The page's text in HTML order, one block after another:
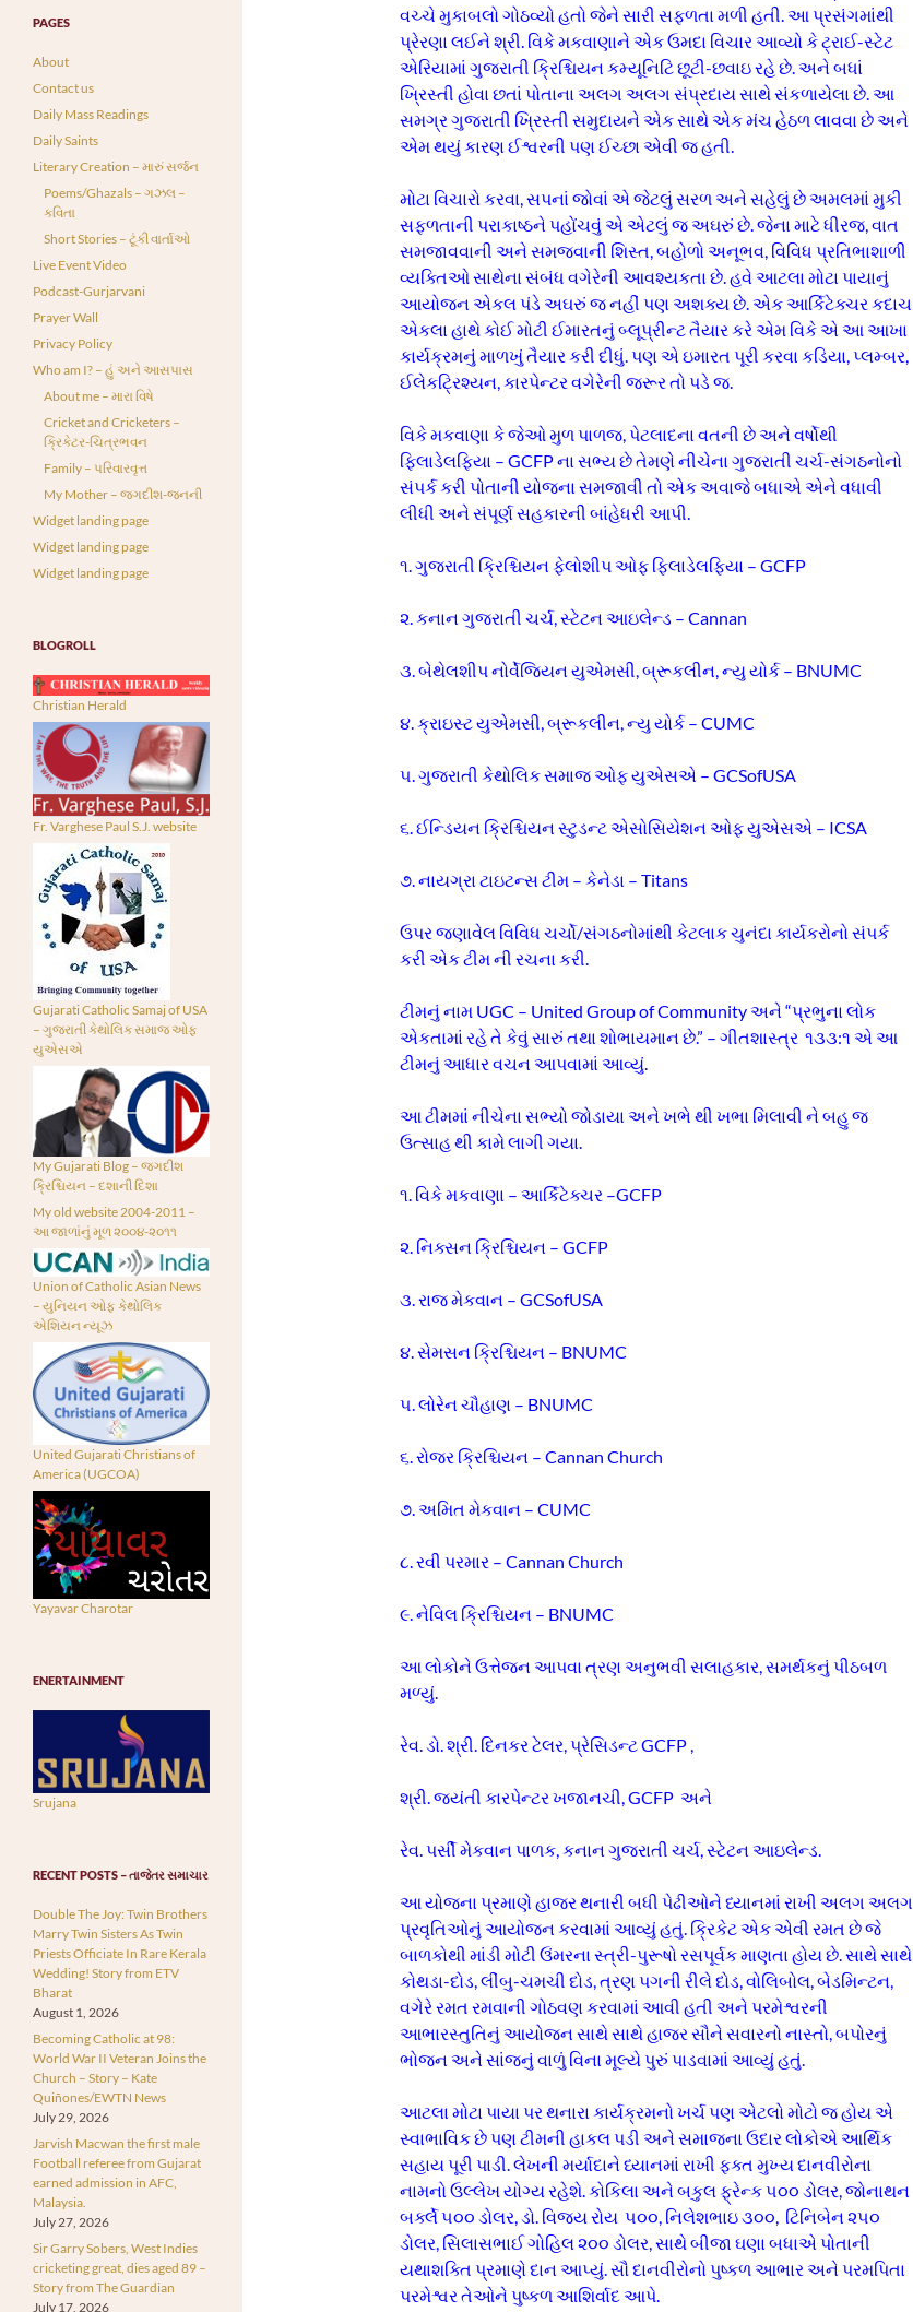
વચ્ચે મુકાબલો ગોઠવ્યો હતો જેને સારી સફળતા મળી હતી. આ પ્રસંગમાંથી
પ્રેરણા લઈને શ્રી. વિકે મકવાણાને એક ઉમદા વિચાર આવ્યો કે ટ્રાઈ-સ્ટેટ
એરિયામાં ગુજરાતી ક્રિશ્ચિયન કમ્યૂનિટિ છૂટી-છવાઇ રહે છે. અને બધાં
ખ્રિસ્તી હોવા છતાં પોતાના અલગ અલગ સંપ્રદાય સાથે સંકળાયેલા છે. આ
સમગ્ર ગુજરાતી ખ્રિસ્તી સમુદાયને એક સાથે એક મંચ હેઠળ લાવવા છે અને
એમ થયું કારણ ઈશ્વરની પણ ઈચ્છા એવી જ હતી.
મોટા વિચારો કરવા, સપનાં જોવાં એ જેટલું સરળ અને સહેલું છે અમલમાં મુકી
સફળતાની પરાકાષ્ઠને પહોંચવું એ એટલું જ અઘરું છે. જેના માટે ધીરજ, વાત
સમજાવવાની અને સમજવાની શિસ્ત, બહોળો અનૂભવ, વિવિધ પ્રતિભાશાળી
વ્યક્તિઓ સાથેના સંબંધ વગેરેની આવશ્યકતા છે. હવે આટલા મોટા પાયાનું
આયોજન એકલ પંડે અઘરું જ નહીં પણ અશક્ય છે. એક આર્કિટેક્ચર કદાચ
એકલા હાથે કોઈ મોટી ઈમારતનું બ્લૂપ્રીન્ટ તૈયાર કરે એમ વિકે એ આ આખા
કાર્યક્રમનું માળખું તૈયાર કરી દીધું. પણ એ ઇમારત પૂરી કરવા કડિયા, પ્લમ્બર,
ઈલેકટ્રિશ્યન, કારપેન્ટર વગેરેની જરૂર તો પડે જ.
વિકે મકવાણા કે જેઓ મુળ પાળજ, પેટલાદના વતની છે અને વર્ષોથી
ફિલાડેલફિયા – GCFP ના સભ્ય છે તેમણે નીચેના ગુજરાતી ચર્ચ-સંગઠનોનો
સંપર્ક કરી પોતાની યોજના સમજાવી તો એક અવાજે બધાએ એને વધાવી
લીધી અને સંપૂર્ણ સહકારની બાંહેધરી આપી.
૧. ગુજરાતી ક્રિશ્ચિયન ફેલોશીપ ઓફ ફિલાડેલફિયા – GCFP
૨. કનાન ગુજરાતી ચર્ચ, સ્ટેટન આઇલેન્ડ – Cannan
૩. બેથેલશીપ નોર્વેજિયન યુએમસી, બ્રૂકલીન, ન્યુ યોર્ક – BNUMC
૪. ક્રાઇસ્ટ યુએમસી, બ્રૂકલીન, ન્યુ યોર્ક – CUMC
૫. ગુજરાતી કેથોલિક સમાજ ઓફ યુએસએ – GCSofUSA
૬. ઈન્ડિયન ક્રિશ્ચિયન સ્ટુડન્ટ એસોસિયેશન ઓફ યુએસએ – ICSA
૭. નાયગ્રા ટાઇટન્સ ટીમ – કેનેડા – Titans
ઉપર જણાવેલ વિવિધ ચર્ચો/સંગઠનોમાંથી કેટલાક ચુનંદા કાર્યકરોનો સંપર્ક
કરી એક ટીમ ની રચના કરી.
ટીમનું નામ UGC – United Group of Community અને “પ્રભુના લોક
એકતામાં રહે તે કેવું સારું તથા શોભાયમાન છે.” – ગીતશાસ્ત્ર ૧૩૩:૧ એ આ
ટીમનું આધાર વચન આપવામાં આવ્યું.
આ ટીમમાં નીચેના સભ્યો જોડાયા અને ખભે થી ખભા મિલાવી ને બહુ જ
ઉત્સાહ થી કામે લાગી ગયા.
૧. વિકે મકવાણા – આર્કિટેક્ચર –GCFP
૨. નિક્સન ક્રિશ્ચિયન – GCFP
૩. રાજ મેકવાન – GCSofUSA
૪. સેમસન ક્રિશ્ચિયન – BNUMC
૫. લોરેન ચૌહાણ – BNUMC
૬. રોજર ક્રિશ્ચિયન – Cannan Church
૭. અમિત મેકવાન – CUMC
૮. રવી પરમાર – Cannan Church
૯. નેવિલ ક્રિશ્ચિયન – BNUMC
આ લોકોને ઉત્તેજન આપવા ત્રણ અનુભવી સલાહકાર, સમર્થકનું પીઠબળ
મળ્યું.
રેવ. ડો. શ્રી. દિનકર ટેલર, પ્રેસિડન્ટ GCFP ,
શ્રી. જયંતી કારપેન્ટર ખજાનચી, GCFP અને
રેવ. પર્સી મેકવાન પાળક, કનાન ગુજરાતી ચર્ચ, સ્ટેટન આઇલેન્ડ.
આ યોજના પ્રમાણે હાજર થનારી બધી પેઢીઓને ધ્યાનમાં રાખી અલગ અલગ
પ્રવૃતિઓનું આયોજન કરવામાં આવ્યું હતું. ક્રિકેટ એક એવી રમત છે જે
બાળકોથી માંડી મોટી ઉંમરના સ્ત્રી-પુરૂષો રસપૂર્વક માણતા હોય છે. સાથે સાથે
કોથડા-દોડ, લીંબુ-ચમચી દોડ, ત્રણ પગની રીલે દોડ, વોલિબોલ, બેડમિન્ટન,
વગેરે રમત રમવાની ગોઠવણ કરવામાં આવી હતી અને પરમેશ્વરની
આભારસ્તુતિનું આયોજન સાથે સાથે હાજર સૌને સવારનો નાસ્તો, બપોરનું
ભોજન અને સાંજનું વાળું વિના મૂલ્યે પુરું પાડવામાં આવ્યું હતું.
આટલા મોટા પાયા પર થનારા કાર્યક્રમનો ખર્ચ પણ એટલો મોટો જ હોય એ
સ્વાભાવિક છે પણ ટીમની હાકલ પડી અને સમાજના ઉદાર લોકોએ આર્થિક
સહાય પૂરી પાડી. લેખની મર્યાદાને ધ્યાનમાં રાખી ફક્ત મુખ્ય દાનવીરોના
નામનો ઉલ્લેખ યોગ્ય રહેશે. કોકિલા અને બકુલ ફ્રેન્ક ૫૦૦ ડોલર, જોનાથન
બર્ક્લે ૫૦૦ ડોલર, ડો. વિજય રોય ૫૦૦, નિલેશભાઇ ૩૦૦, ટિનિબેન ૨૫૦
ડોલર, સિલાસભાઈ ગોહિલ ૨૦૦ ડોલર, સાથે બીજા ઘણા બધાએ પોતાની
યથાશક્તિ પ્રમાણે દાન આપ્યું. સૌ દાનવીરોનો પુષ્કળ આભાર અને પરમપિતા
પરમેશ્વર તેઓને પુષ્કળ આશિર્વાદ આપે.
PAGES
About
Contact us
Daily Mass Readings
Daily Saints
Literary Creation – મારું સર્જન
Poems/Ghazals – ગઝલ –
કવિતા
Short Stories – ટૂંકી વાર્તાઓ
Live Event Video
Podcast-Gurjarvani
Prayer Wall
Privacy Policy
Who am I? – હું અને આસપાસ
About me – મારા વિષે
Cricket and Cricketers –
ક્રિકેટર-ચિત્રભવન
Family – પરિવારવૃત્ત
My Mother – જગદીશ-જનની
Widget landing page
Widget landing page
Widget landing page
BLOGROLL
Christian Herald
Fr. Varghese Paul S.J. website
Gujarati Catholic Samaj of USA
– ગુજરાતી કેથોલિક સમાજ ઓફ
યુએસએ
My Gujarati Blog – જગદીશ
ક્રિશ્ચિયન – દશાની દિશા
My old website 2004-2011 –
આ જાળાંનું મૂળ ૨૦૦૪-૨૦૧૧
Union of Catholic Asian News
– યુનિયન ઓફ કેથોલિક
એશિયન ન્યૂઝ
United Gujarati Christians of
America (UGCOA)
Yayavar Charotar
ENERTAINMENT
Srujana
RECENT POSTS – તાજેતર સમાચાર
Double The Joy: Twin Brothers
Marry Twin Sisters As Twin
Priests Officiate In Rare Kerala
Wedding! Story from ETV
Bharat
August 1, 2026
Becoming Catholic at 98:
World War II Veteran Joins the
Church – Story – Kate
Quiñones/EWTN News
July 29, 2026
Jarvish Macwan the first male
Football referee from Gujarat
earned admission in AFC,
Malaysia.
July 27, 2026
Sir Garry Sobers, West Indies
cricketing great, dies aged 89 –
Story from The Guardian
July 17, 2026